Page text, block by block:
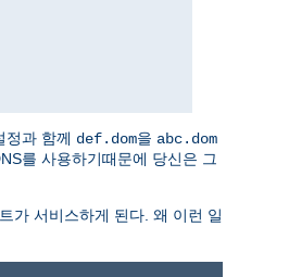
정과 함께 def.dom을 abc.dom
를 사용하기때문에 당신은 그
가 서비스하게 된다. 왜 이런 일